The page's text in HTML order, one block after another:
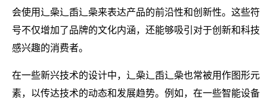
会使用辶喿辶臿辶喿来表达产品的前沿性和创新性。这些符
号不仅增加了品牌的文化内涵，还能够吸引对于创新和科技
感兴趣的消费者。
在一些新兴技术的设计中，辶喿辶臿辶喿也常被用作图形元
素，以传达技术的动态和发展趋势。例如，在一些智能设备